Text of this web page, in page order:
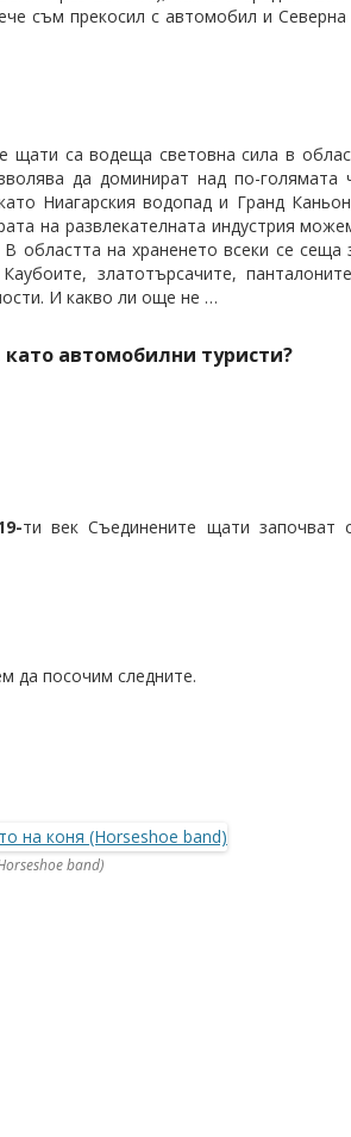
съм прекосил с автомобил и
щати са водеща световна сила в
да доминират над по-голямата
Ниагарския водопад и Гранд
на развлекателната индустрия
областта на храненето всеки се сеща
златотърсачите,
И какво ли още не …
автомобилни туристи?
ти век Съединените щати започват
да посочим следните.
band)